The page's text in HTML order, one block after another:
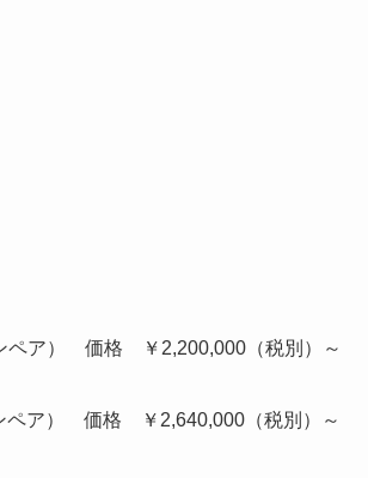
ア） 価格 ￥2,200,000（税別）～
ア） 価格 ￥2,640,000（税別）～